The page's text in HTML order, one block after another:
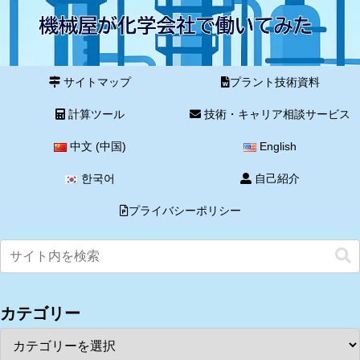
サイトマップ プラント技術資料
計算ツール 技術・キャリア相談サービス
中文 (中国) English
한국어 自己紹介
プライバシーポリシー
カテゴリー